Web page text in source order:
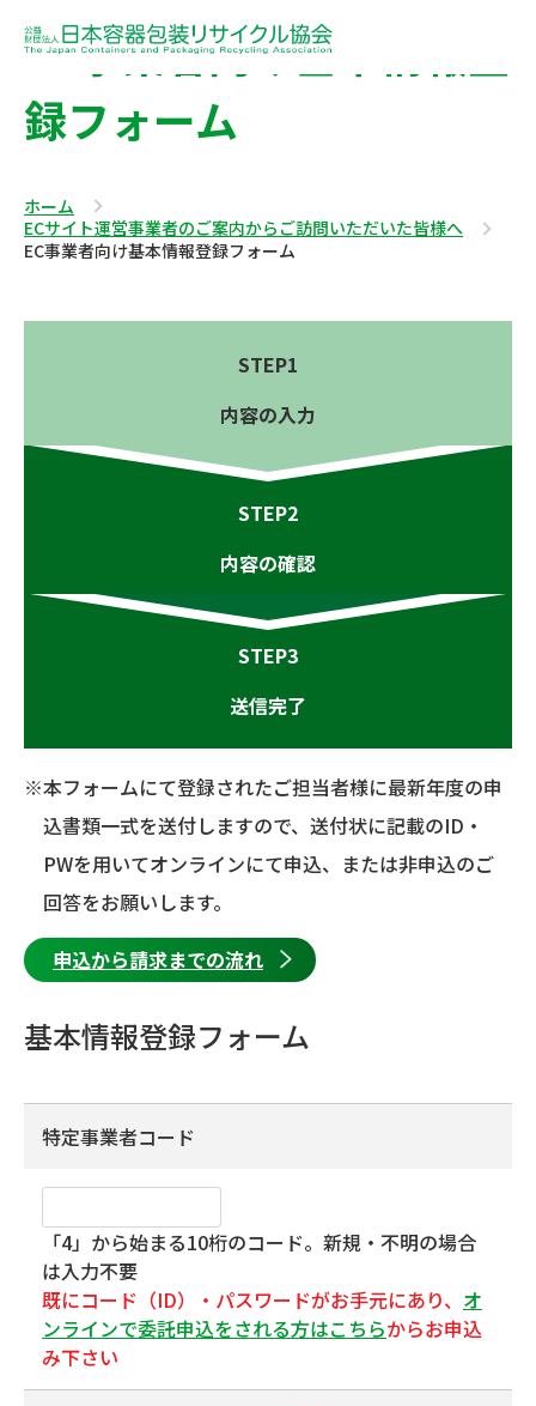
EC事業者向け基本情報登
録フォーム
ホーム
ECサイト運営事業者のご案内からご訪問いただいた皆様へ
EC事業者向け基本情報登録フォーム
STEP1
内容の入力
STEP2
内容の確認
STEP3
送信完了
※本フォームにて登録されたご担当者様に最新年度の申
込書類一式を送付しますので、送付状に記載のID・
PWを用いてオンラインにて申込、または非申込のご
回答をお願いします。
申込から請求までの流れ
基本情報登録フォーム
特定事業者コード
「4」から始まる10桁のコード。新規・不明の場合
は入力不要
既にコード（ID）・パスワードがお手元にあり、 オ
ンラインで委託申込をされる方はこちらからお申込
み下さい